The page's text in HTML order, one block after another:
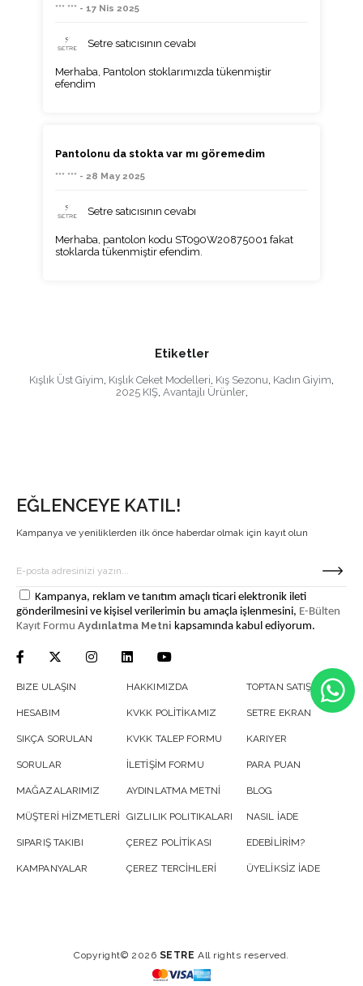
*** *** - 17 Nis 2025
Setre satıcısının cevabı
Merhaba, Pantolon stoklarımızda tükenmiştir
efendim
Pantolonu da stokta var mı göremedim
*** *** - 28 May 2025
Setre satıcısının cevabı
Merhaba, pantolon kodu ST090W20875001 fakat
stoklarda tükenmiştir efendim.
Etiketler
Kışlık Üst Giyim, Kışlık Ceket Modelleri, Kış Sezonu, Kadın Giyim,
2025 KIŞ, Avantajlı Ürünler,
EĞLENCEYE KATIL!
Kampanya ve yeniliklerden ilk önce haberdar olmak için kayıt olun
Kampanya, reklam ve tanıtım amaçlı ticari elektronik ileti
gönderilmesini ve kişisel verilerimin bu amaçla işlenmesini, E-Bülten
Kayıt Formu Aydınlatma Metni kapsamında kabul ediyorum.
BIZE ULAŞIN
HESABIM
SIKÇA SORULAN
SORULAR
MAĞAZALARIMIZ
MÜŞTERİ HİZMETLERİ
SIPARIŞ TAKIBI
KAMPANYALAR
HAKKIMIZDA
KVKK POLİTİKAMIZ
KVKK TALEP FORMU
İLETİŞİM FORMU
AYDINLATMA METNİ
GIZLILIK POLITIKALARI
ÇEREZ POLİTİKASI
ÇEREZ TERCİHLERİ
TOPTAN SATIŞ
SETRE EKRAN
KARIYER
PARA PUAN
BLOG
NASIL İADE
EDEBİLİRİM?
ÜYELİKSİZ İADE
Copyright© 2026 SETRE All rights reserved.